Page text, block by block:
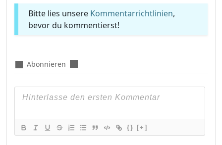
Bitte lies unsere Kommentarrichtlinien,
bevor du kommentierst!
Abonnieren
{} [+]